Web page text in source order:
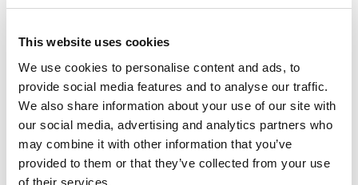
This website uses cookies
We use cookies to personalise content and ads, to
provide social media features and to analyse our traffic.
We also share information about your use of our site with
our social media, advertising and analytics partners who
may combine it with other information that you’ve
provided to them or that they’ve collected from your use
of their services.
maj 2019(2)
marzec 2019(5)
styczeń 2019(5)
grudzień 2018(2)
listopad 2018(2)
październik 2018(3)
wrzesień 2018(2)
sierpień 2018(1)